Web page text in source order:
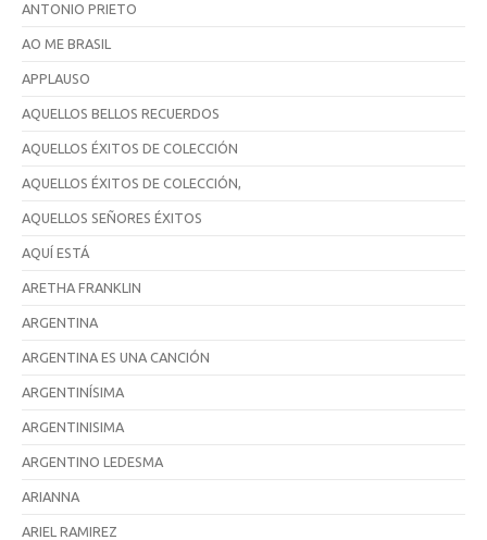
ANTONIO PRIETO
AO ME BRASIL
APPLAUSO
AQUELLOS BELLOS RECUERDOS
AQUELLOS ÉXITOS DE COLECCIÓN
AQUELLOS ÉXITOS DE COLECCIÓN,
AQUELLOS SEÑORES ÉXITOS
AQUÍ ESTÁ
ARETHA FRANKLIN
ARGENTINA
ARGENTINA ES UNA CANCIÓN
ARGENTINÍSIMA
ARGENTINISIMA
ARGENTINO LEDESMA
ARIANNA
ARIEL RAMIREZ